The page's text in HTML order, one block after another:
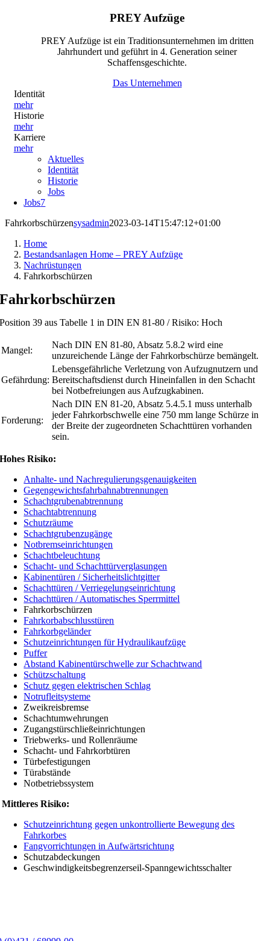
PREY Aufzüge
PREY Aufzüge ist ein Traditionsunternehmen im dritten
Jahrhundert und geführt in 4. Generation seiner
Schaffensgeschichte.
Das Unternehmen
Identität
mehr
Historie
mehr
Karriere
mehr
Aktuelles
Identität
Historie
Jobs
Jobs7
Fahrkorbschürzensysadmin2023-03-14T15:47:12+01:00
Home
Bestandsanlagen Home – PREY Aufzüge
Nachrüstungen
Fahrkorbschürzen
Fahrkorbschürzen
Position 39 aus Tabelle 1 in DIN EN 81-80 / Risiko: Hoch
Mangel:
Nach DIN EN 81-80, Absatz 5.8.2 wird eine
unzureichende Länge der Fahrkorbschürze bemängelt.
Gefährdung:
Lebensgefährliche Verletzung von Aufzugnutzern und
Bereitschaftsdienst durch Hineinfallen in den Schacht
bei Notbefreiungen aus Aufzugkabinen.
Forderung:
Nach DIN EN 81-20, Absatz 5.4.5.1 muss unterhalb
jeder Fahrkorbschwelle eine 750 mm lange Schürze in
der Breite der zugeordneten Schachttüren vorhanden
sein.
Hohes Risiko:
Anhalte- und Nachregulierungsgenauigkeiten
Gegengewichtsfahrbahnabtrennungen
Schachtgrubenabtrennung
Schachtabtrennung
Schutzräume
Schachtgrubenzugänge
Notbremseinrichtungen
Schachtbeleuchtung
Schacht- und Schachttürverglasungen
Kabinentüren / Sicherheitslichtgitter
Schachttüren / Verriegelungseinrichtung
Schachttüren / Automatisches Sperrmittel
Fahrkorbschürzen
Fahrkorbabschlusstüren
Fahrkorbgeländer
Schutzeinrichtungen für Hydraulikaufzüge
Puffer
Abstand Kabinentürschwelle zur Schachtwand
Schützschaltung
Schutz gegen elektrischen Schlag
Notrufleitsysteme
Zweikreisbremse
Schachtumwehrungen
Zugangstürschließeinrichtungen
Triebwerks- und Rollenräume
Schacht- und Fahrkorbtüren
Türbefestigungen
Türabstände
Notbetriebssystem
Mittleres Risiko:
Schutzeinrichtung gegen unkontrollierte Bewegung des
Fahrkorbes
Fangvorrichtungen in Aufwärtsrichtung
Schutzabdeckungen
Geschwindigkeitsbegrenzerseil-Spanngewichtsschalter